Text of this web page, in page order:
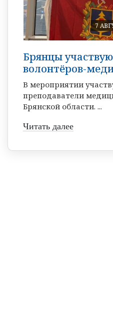
7
Брянцы
волонтёров-
В мероприятии
преподаватели
Брянской области. ...
Читать далее